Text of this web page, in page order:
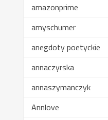
amazonprime
amyschumer
anegdoty poetyckie
annaczyrska
annaszymanczyk
Annlove